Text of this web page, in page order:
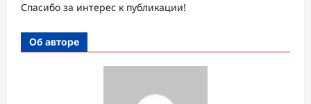
Спасибо за интерес к публикации!
Об авторе